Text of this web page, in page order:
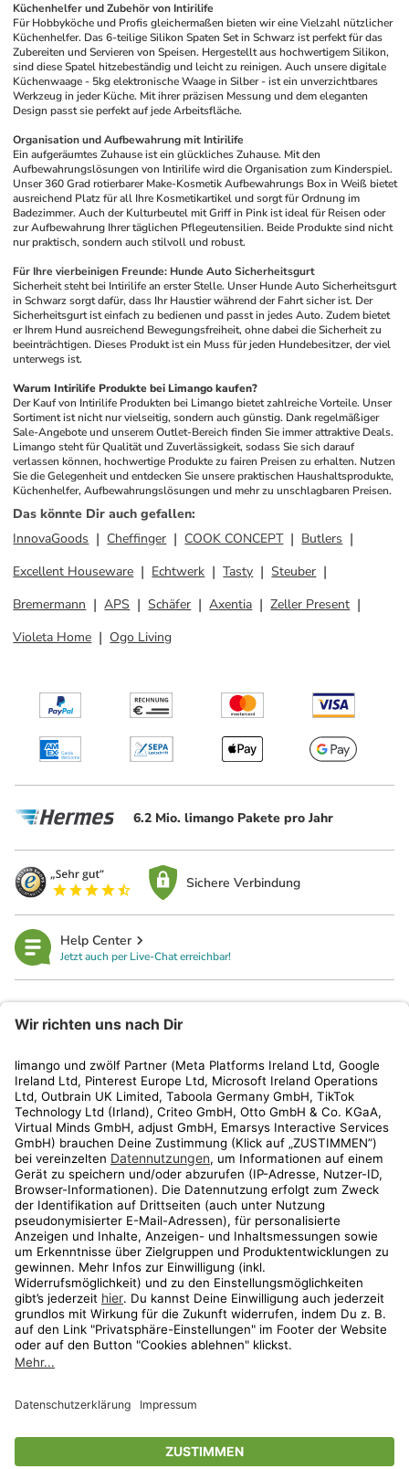
Küchenhelfer und Zubehör von Intirilife
Für Hobbyköche und Profis gleichermaßen bieten wir eine Vielzahl nützlicher
Küchenhelfer. Das 6-teilige Silikon Spaten Set in Schwarz ist perfekt für das
Zubereiten und Servieren von Speisen. Hergestellt aus hochwertigem Silikon,
sind diese Spatel hitzebeständig und leicht zu reinigen. Auch unsere digitale
Küchenwaage - 5kg elektronische Waage in Silber - ist ein unverzichtbares
Werkzeug in jeder Küche. Mit ihrer präzisen Messung und dem eleganten
Design passt sie perfekt auf jede Arbeitsfläche.
Organisation und Aufbewahrung mit Intirilife
Ein aufgeräumtes Zuhause ist ein glückliches Zuhause. Mit den
Aufbewahrungslösungen von Intirilife wird die Organisation zum Kinderspiel.
Unser 360 Grad rotierbarer Make-Kosmetik Aufbewahrungs Box in Weiß bietet
ausreichend Platz für all Ihre Kosmetikartikel und sorgt für Ordnung im
Badezimmer. Auch der Kulturbeutel mit Griff in Pink ist ideal für Reisen oder
zur Aufbewahrung Ihrer täglichen Pflegeutensilien. Beide Produkte sind nicht
nur praktisch, sondern auch stilvoll und robust.
Für Ihre vierbeinigen Freunde: Hunde Auto Sicherheitsgurt
Sicherheit steht bei Intirilife an erster Stelle. Unser Hunde Auto Sicherheitsgurt
in Schwarz sorgt dafür, dass Ihr Haustier während der Fahrt sicher ist. Der
Sicherheitsgurt ist einfach zu bedienen und passt in jedes Auto. Zudem bietet
er Ihrem Hund ausreichend Bewegungsfreiheit, ohne dabei die Sicherheit zu
beeinträchtigen. Dieses Produkt ist ein Muss für jeden Hundebesitzer, der viel
unterwegs ist.
Warum Intirilife Produkte bei Limango kaufen?
Der Kauf von Intirilife Produkten bei Limango bietet zahlreiche Vorteile. Unser
Sortiment ist nicht nur vielseitig, sondern auch günstig. Dank regelmäßiger
Sale-Angebote und unserem Outlet-Bereich finden Sie immer attraktive Deals.
Limango steht für Qualität und Zuverlässigkeit, sodass Sie sich darauf
verlassen können, hochwertige Produkte zu fairen Preisen zu erhalten. Nutzen
Sie die Gelegenheit und entdecken Sie unsere praktischen Haushaltsprodukte,
Küchenhelfer, Aufbewahrungslösungen und mehr zu unschlagbaren Preisen.
Das könnte Dir auch gefallen:
InnovaGoods
Cheffinger COOK CONCEPT
Butlers
Excellent Houseware
Echtwerk Tasty
Steuber
Bremermann
APS Schäfer Axentia
Zeller Present
Violeta Home
Ogo Living
6.2 Mio. limango Pakete pro Jahr
Sichere Verbindung
Help Center
Jetzt auch per Live-Chat erreichbar!
Kundenservice
Shop
Aktionen
Travel